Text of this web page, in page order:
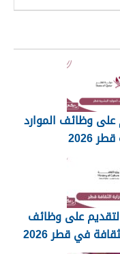
على وظائف الموارد
2026
على وظائف
في قطر 2026